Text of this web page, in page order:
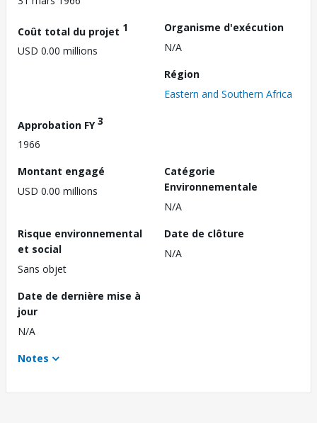
Coût total du projet 1
USD 0.00 millions
Organisme d'exécution
N/A
Région
Eastern and Southern Africa
Approbation FY3
1966
Montant engagé
USD 0.00 millions
Catégorie
Environnementale
N/A
Risque environnemental
et social
Sans objet
Date de clôture
N/A
Date de dernière mise à
jour
N/A
Notes